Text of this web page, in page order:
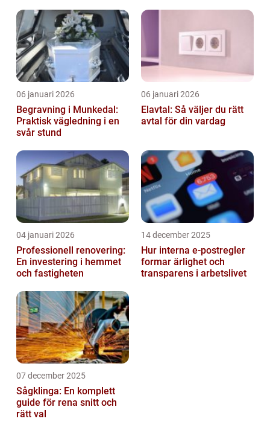
06 januari 2026
Begravning i Munkedal:
Praktisk vägledning i en
svår stund
06 januari 2026
Elavtal: Så väljer du rätt
avtal för din vardag
04 januari 2026
Professionell renovering:
En investering i hemmet
och fastigheten
14 december 2025
Hur interna e-postregler
formar ärlighet och
transparens i arbetslivet
07 december 2025
Sågklinga: En komplett
guide för rena snitt och
rätt val